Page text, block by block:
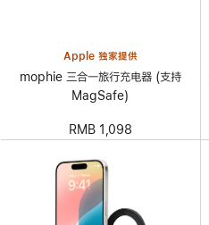
Apple 独家提供
mophie 三合一旅行充电器 (支持
MagSafe)
RMB 1,098